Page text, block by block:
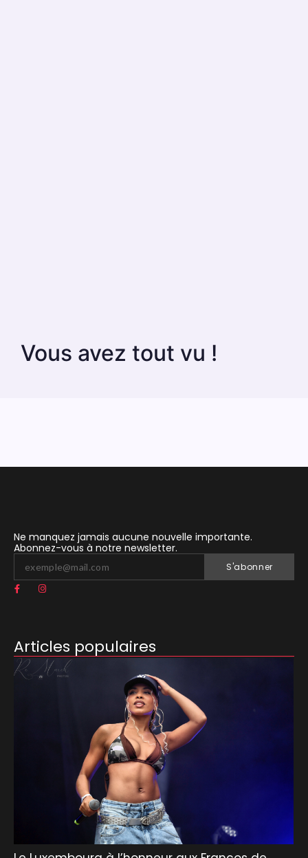
Vous avez tout vu !
Ne manquez jamais aucune nouvelle importante.
Abonnez-vous à notre newsletter.
S'abonner
Articles populaires